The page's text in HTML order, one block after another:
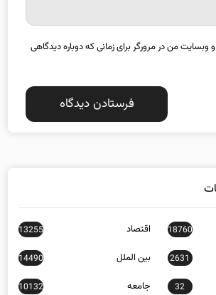
وبسایت من در مرورگر برای زمانی که دوباره دیدگاهی
18760 اقتصاد 13255
2631 بین الملل 14490
32 جامعه 10132